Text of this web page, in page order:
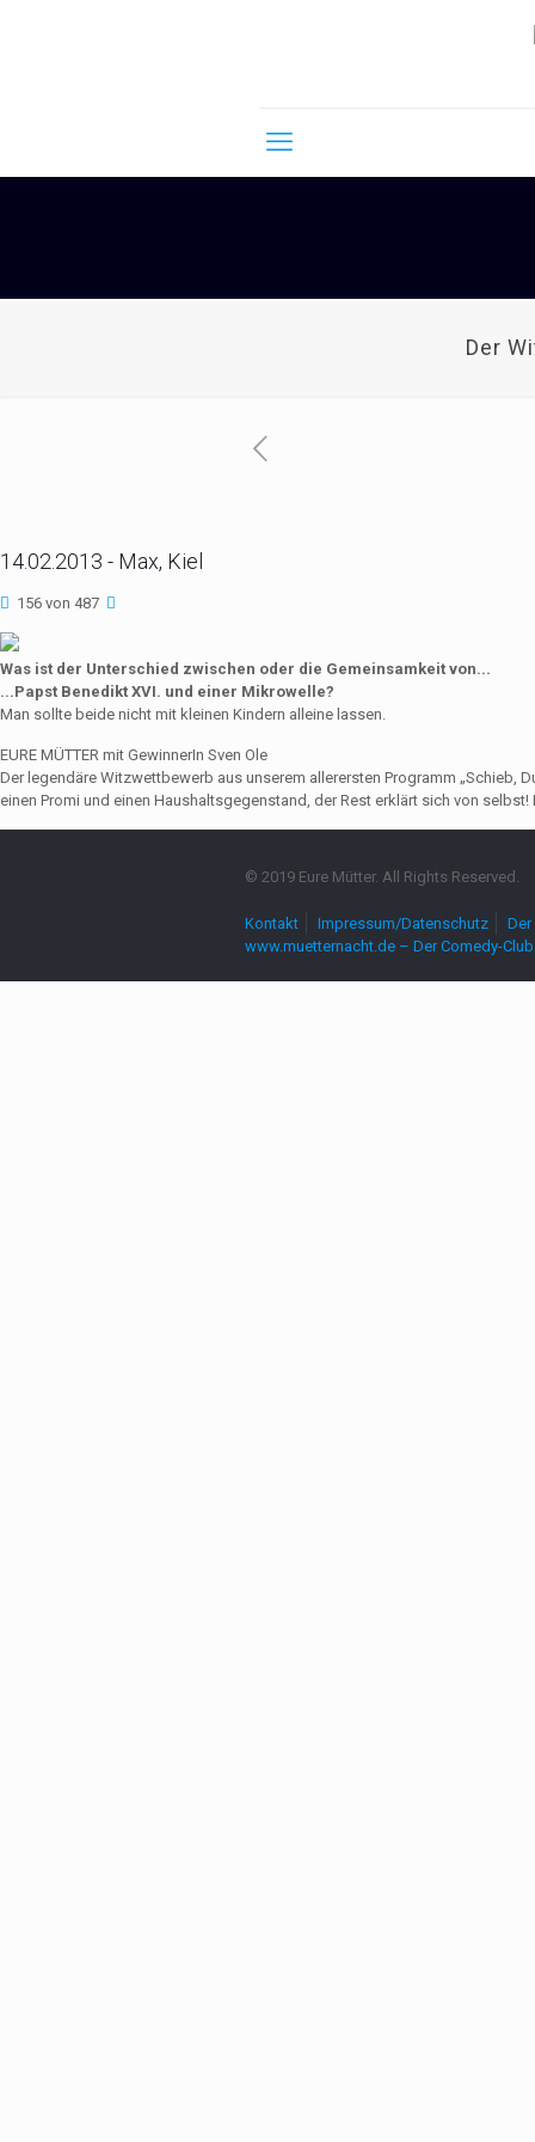
Der
14.02.2013 - Max, Kiel
156 von 487
Was ist der Unterschied zwischen oder die Gemeinsamkeit von...
...Papst Benedikt XVI. und einer Mikrowelle?
Man sollte beide nicht mit kleinen Kindern alleine lassen.
EURE MÜTTER mit GewinnerIn Sven Ole
Der legendäre Witzwettbewerb aus unserem allerersten Programm „Schieb,
einen Promi und einen Haushaltsgegenstand, der Rest erklärt sich von
© 2019 Eure Mütter. All Rights Reserved.
Kontakt Impressum/Datenschutz
www.muetternacht.de – Der Comedy-Club